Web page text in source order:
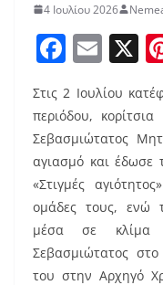
4 Ιουλίου 2026
F
c
e
b
o
o
k
E
m
ai
l
X
Στις 2 Ιουλίου
περιόδου,
Σεβασμιώτατος
αγιασμό και έδωσε
«Στιγμές
ομάδες τους, ενώ
μέσα σε κλίμα
Σεβασμιώτατος στο
του στην Αρχηγό